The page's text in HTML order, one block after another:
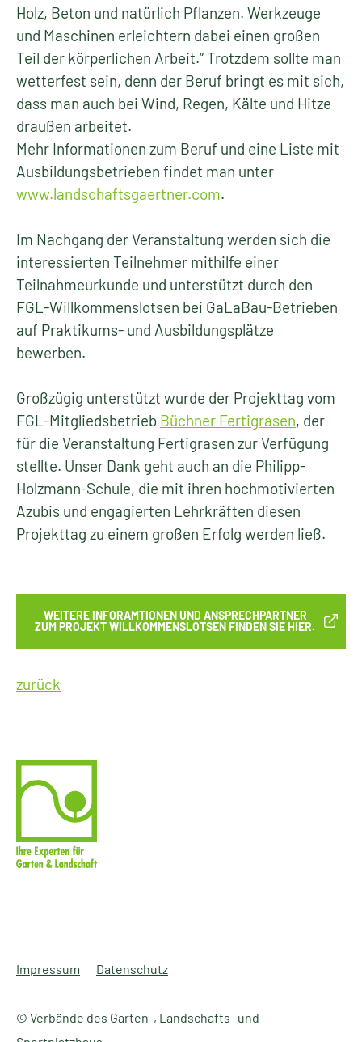
Holz, Beton und natürlich Pflanzen. Werkzeuge
und Maschinen erleichtern dabei einen großen
Teil der körperlichen Arbeit.“ Trotzdem sollte man
wetterfest sein, denn der Beruf bringt es mit sich,
dass man auch bei Wind, Regen, Kälte und Hitze
draußen arbeitet.
Mehr Informationen zum Beruf und eine Liste mit
Ausbildungsbetrieben findet man unter
www.landschaftsgaertner.com.
Im Nachgang der Veranstaltung werden sich die
interessierten Teilnehmer mithilfe einer
Teilnahmeurkunde und unterstützt durch den
FGL-Willkommenslotsen bei GaLaBau-Betrieben
auf Praktikums- und Ausbildungsplätze
bewerben.
Großzügig unterstützt wurde der Projekttag vom
FGL-Mitgliedsbetrieb Büchner Fertigrasen, der
für die Veranstaltung Fertigrasen zur Verfügung
stellte. Unser Dank geht auch an die Philipp-
Holzmann-Schule, die mit ihren hochmotivierten
Azubis und engagierten Lehrkräften diesen
Projekttag zu einem großen Erfolg werden ließ.
WEITERE INFORAMTIONEN UND ANSPRECHPARTNER
ZUM PROJEKT WILLKOMMENSLOTSEN FINDEN SIE HIER.
zurück
© Verbände des Garten-, Landschafts- und
Impressum Datenschutz